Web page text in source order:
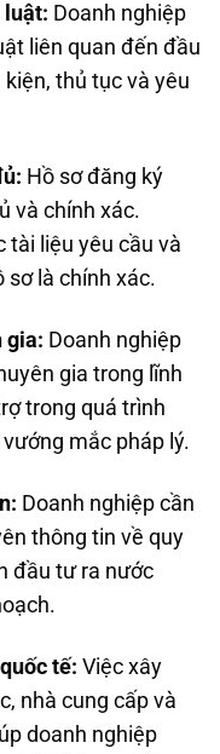
luật: Doanh nghiệp
liên quan đến đầu
thủ tục và yêu
Hồ sơ đăng ký
và chính xác.
tài liệu yêu cầu và
là chính xác.
gia: Doanh nghiệp
gia trong lĩnh
trong quá trình
mắc pháp lý.
Doanh nghiệp cần
thông tin về quy
đầu tư ra nước
tế: Việc xây
nhà cung cấp và
doanh nghiệp